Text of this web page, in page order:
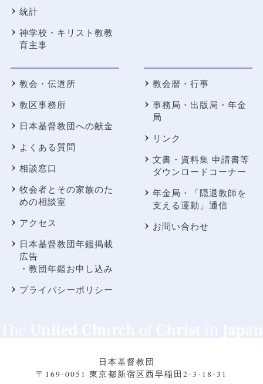
統計
神学校・キリスト教教
育主事
教会・伝道所
教区事務所
日本基督教団への献金
よくある質問
相談窓口
牧会者とその家族のた
めの相談室
アクセス
日本基督教団年鑑掲載
広告
・教団年鑑お申し込み
プライバシーポリシー
教会暦・行事
事務局・出版局・年金
局
リンク
文書・資料集 申請書等
ダウンロードコーナー
年金局・
「隠退教師を
支える運動」通信
お問い合わせ
日本基督教団
〒169-0051 東京都新宿区西早稲田2-3-18-31